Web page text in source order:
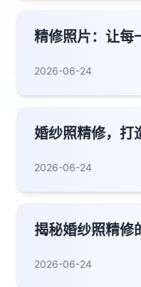
精修照片：让每
2026-06-24
婚纱照精修，打
2026-06-24
揭秘婚纱照精修
2026-06-24